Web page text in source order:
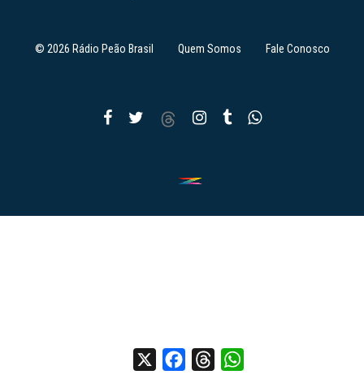
© 2026 Rádio Peão Brasil Quem Somos Fale Conosco
X FacebookThreadsWhatsApp